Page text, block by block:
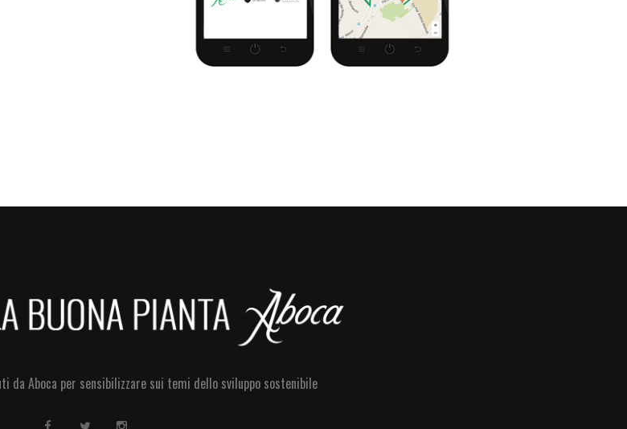
da Aboca per sensibilizzare sui temi dello sviluppo sostenibile